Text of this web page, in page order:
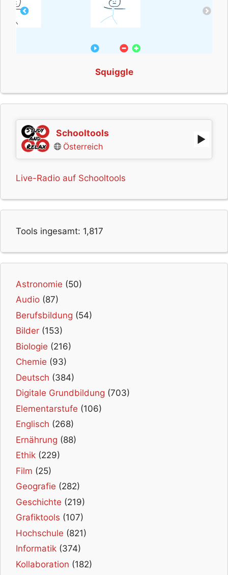
Squiggle
Schooltools
Österreich
Live-Radio auf Schooltools
Tools ingesamt: 1,817
Astronomie (50)
Audio (87)
Berufsbildung (54)
Bilder (153)
Biologie (216)
Chemie (93)
Deutsch (384)
Digitale Grundbildung (703)
Elementarstufe (106)
Englisch (268)
Ernährung (88)
Ethik (229)
Film (25)
Geografie (282)
Geschichte (219)
Grafiktools (107)
Hochschule (821)
Informatik (374)
Kollaboration (182)